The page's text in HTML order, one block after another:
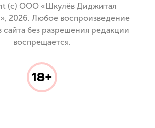
(с) ООО «Шкулёв Диджитал
2026. Любое воспроизведение
сайта без разрешения редакции
воспрещается.
18+